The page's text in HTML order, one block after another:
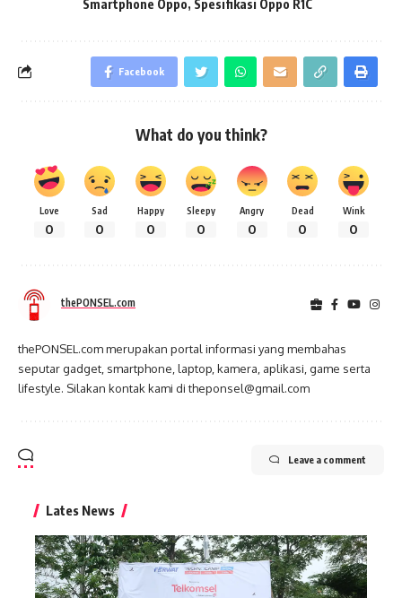
Smartphone Oppo, Spesifikasi Oppo R1C
Facebook
What do you think?
Love
0
Sad
0
Happy
0
Sleepy
0
Angry
0
Dead
0
Wink
0
thePONSEL.com
thePONSEL.com merupakan portal informasi yang membahas
seputar gadget, smartphone, laptop, kamera, aplikasi, game serta
lifestyle. Silakan kontak kami di theponsel@gmail.com
Leave a comment
Lates News